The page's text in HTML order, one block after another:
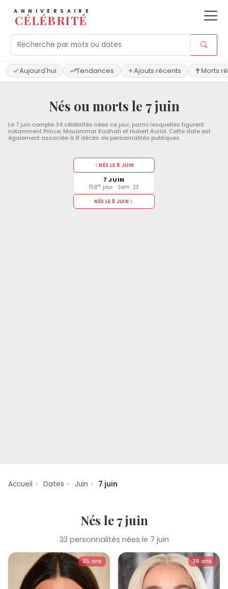
ANNIVERSAIRE
CÉLÉBRITÉ
Aujourd'hui Tendances Ajouts récents Morts
Nés ou morts le 7 juin
Le 7 juin compte 34 célébrités nées ce jour, parmi lesquelles figurent
notamment Prince, Mouammar Kadhafi et Hubert Auriol. Cette date est
également associée à 8 décès de personnalités publiques.
NÉS LE 6 JUIN
7 JUIN
158e jour · Sem. 23
NÉS LE 8 JUIN
Accueil › Dates › Juin › 7 juin
Nés le 7 juin
33 personnalités nées le 7 juin
35 ans 36 ans